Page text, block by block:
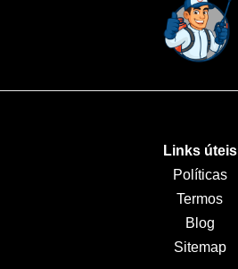
Links úteis
Políticas
Termos
Blog
Sitemap